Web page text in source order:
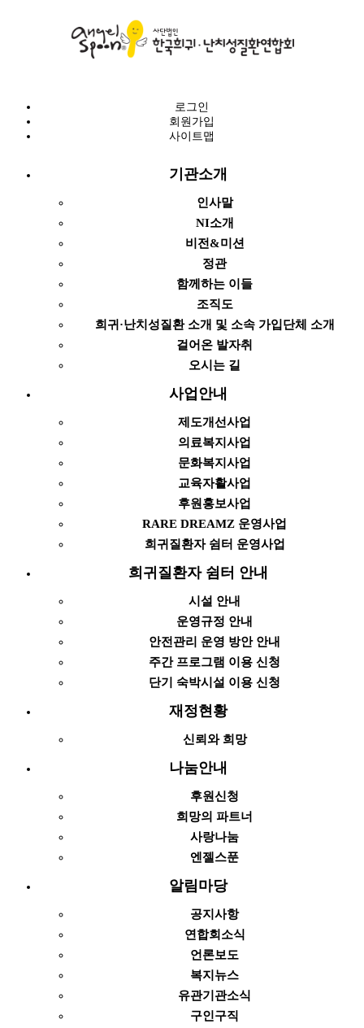
로그인
회원가입
사이트맵
기관소개
인사말
NI소개
비전&미션
정관
함께하는 이들
조직도
희귀·난치성질환 소개 및 소속 가입단체 소개
걸어온 발자취
오시는 길
사업안내
제도개선사업
의료복지사업
문화복지사업
교육자활사업
후원홍보사업
RARE DREAMZ 운영사업
희귀질환자 쉼터 운영사업
희귀질환자 쉼터 안내
시설 안내
운영규정 안내
안전관리 운영 방안 안내
주간 프로그램 이용 신청
단기 숙박시설 이용 신청
재정현황
신뢰와 희망
나눔안내
후원신청
희망의 파트너
사랑나눔
엔젤스푼
알림마당
공지사항
연합회소식
언론보도
복지뉴스
유관기관소식
구인구직